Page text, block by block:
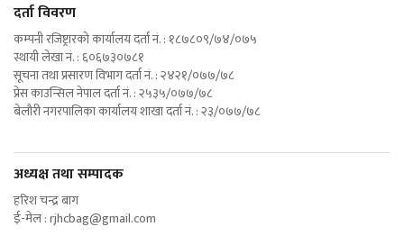
दर्ता विवरण
कम्पनी रजिष्ट्रारको कार्यालय दर्ता नं. : १८७८०९/७४/०७५
स्थायी लेखा नं. : ६०६७३०७८१
सूचना तथा प्रसारण विभाग दर्ता नं. : २४२१/०७७/७८
प्रेस काउन्सिल नेपाल दर्ता नं. : २५३५/०७७/७८
बेलौरी नगरपालिका कार्यालय शाखा दर्ता नं. : २३/०७७/७८
अध्यक्ष तथा सम्पादक
हरिश चन्द्र बाग
ई-मेल :rjhcbag@gmail.com